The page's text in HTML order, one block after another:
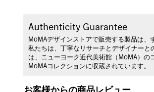
Authenticity Guarantee
MoMAデザインストアで販売する製品は、
私たちは、丁寧なリサーチとデザイナーと
は、ニューヨーク近代美術館（MoMA）の
MoMAコレクションに収蔵されています。
お客様からの商品レビュー